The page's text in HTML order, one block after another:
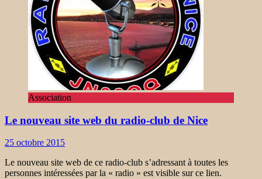
Association
Le nouveau site web du radio-club de Nice
25 octobre 2015
Le nouveau site web de ce radio-club s’adressant à toutes les
personnes intéressées par la « radio » est visible sur ce lien.